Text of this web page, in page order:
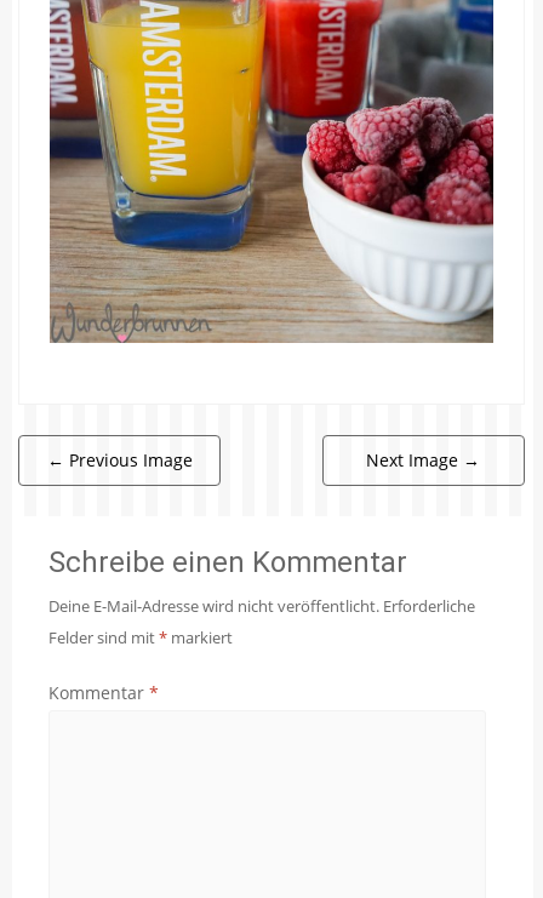
← Previous Image Next Image →
Schreibe einen Kommentar
Deine E-Mail-Adresse wird nicht veröffentlicht. Erforderliche
Felder sind mit* markiert
Kommentar *